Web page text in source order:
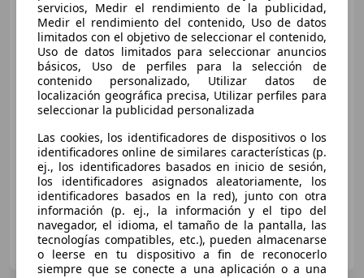
Citroen C3
1.2 PureTech S&S
Feel 83
€ 8.102 1
Sincomparación
02/2018 121.653 km Gasolina
60 kW (82 CV)
Airbags laterales, Isofix, Faros antiniebla, Bluetooth, ABS
OCASIONPLUS OVIEDO
ES-33199 MERES
servicios, Medir el rendimiento de la publicidad,
Medir el rendimiento del contenido, Uso de datos
limitados con el objetivo de seleccionar el contenido,
Uso de datos limitados para seleccionar anuncios
básicos, Uso de perfiles para la selección de
contenido personalizado, Utilizar datos de
localización geográfica precisa, Utilizar perfiles para
seleccionar la publicidad personalizada
Las cookies, los identificadores de dispositivos o los
identificadores online de similares características (p.
ej., los identificadores basados en inicio de sesión,
los identificadores asignados aleatoriamente, los
identificadores basados en la red), junto con otra
información (p. ej., la información y el tipo del
navegador, el idioma, el tamaño de la pantalla, las
tecnologías compatibles, etc.), pueden almacenarse
o leerse en tu dispositivo a fin de reconocerlo
siempre que se conecte a una aplicación o a una